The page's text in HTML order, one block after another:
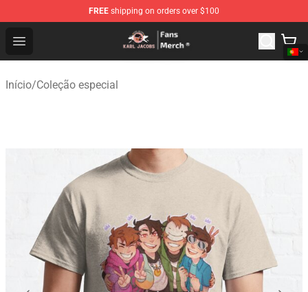
FREE shipping on orders over $100
Open menu
Karl Jacobs Store - Official Karl Jacobs Merchandise
Início/Coleção especial